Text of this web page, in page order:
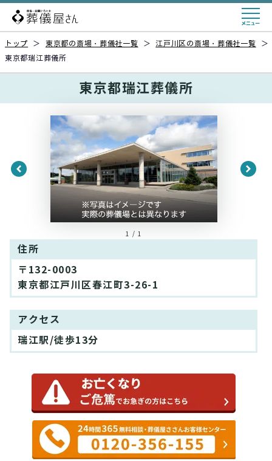
トップ ＞ 東京都の斎場・葬儀社一覧 ＞ 江戸川区の斎場・葬儀社一覧
＞
東京都瑞江葬儀所
東京都瑞江葬儀所
1 / 1
住所
〒132-0003
東京都江戸川区春江町3-26-1
アクセス
瑞江駅/徒歩13分